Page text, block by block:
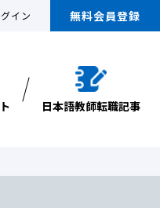
イン 無料会員登録
日本語教師転職記事